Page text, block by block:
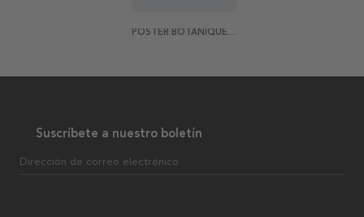
POSTER BOTANIQUE NO. 3
Suscríbete a nuestro boletín
Dirección de correo electrónico